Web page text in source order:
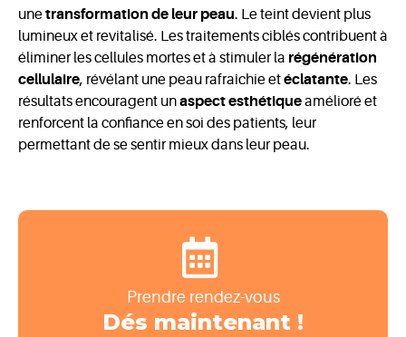
unetransformation de leur peau. Le teint devient plus
lumineux et revitalisé. Les traitements ciblés contribuent à
éliminer les cellules mortes et à stimuler la régénération
cellulaire, révélant une peau rafraîchie etéclatante. Les
résultats encouragent unaspect esthétiqueamélioré et
renforcent la confiance en soi des patients, leur
permettant de se sentir mieux dans leur peau.
Prendre rendez-vous
Dés maintenant !